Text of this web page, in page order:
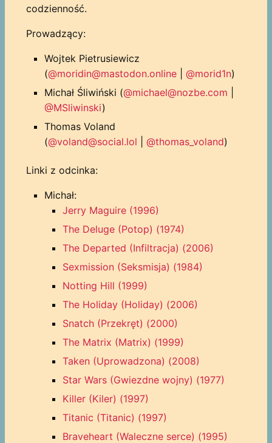
codzienność.
Prowadzący:
Wojtek Pietrusiewicz
(@moridin@mastodon.online| @morid1n)
Michał Śliwiński (@michael@nozbe.com
@MSliwinski)
Thomas Voland
(@voland@social.lol @thomas_voland)
Linki z odcinka:
Michał:
Jerry Maguire (1996)
The Deluge (Potop) (1974)
The Departed (Infiltracja) (2006)
Sexmission (Seksmisja) (1984)
Notting Hill (1999)
The Holiday (Holiday) (2006)
Snatch (Przekręt) (2000)
The Matrix (Matrix) (1999)
Taken (Uprowadzona) (2008)
Star Wars (Gwiezdne wojny) (1977)
Killer (Kiler) (1997)
Titanic (Titanic) (1997)
Braveheart (Waleczne serce) (1995)